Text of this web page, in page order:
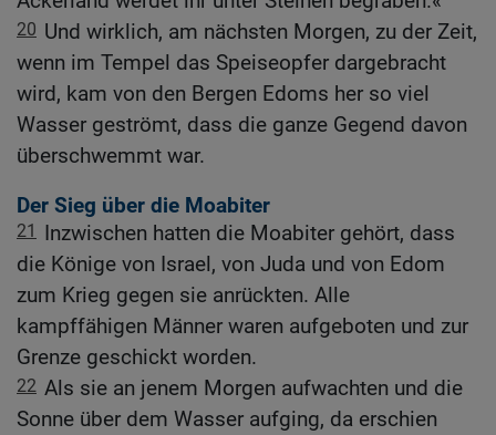
20 Und wirklich, am nächsten Morgen, zu der Zeit,
wenn im Tempel das Speiseopfer dargebracht
wird, kam von den Bergen Edoms her so viel
Wasser geströmt, dass die ganze Gegend davon
überschwemmt war.
Der Sieg über die Moabiter
21 Inzwischen hatten die Moabiter gehört, dass
die Könige von Israel, von Juda und von Edom
zum Krieg gegen sie anrückten. Alle
kampffähigen Männer waren aufgeboten und zur
Grenze geschickt worden.
22 Als sie an jenem Morgen aufwachten und die
Sonne über dem Wasser aufging, da erschien